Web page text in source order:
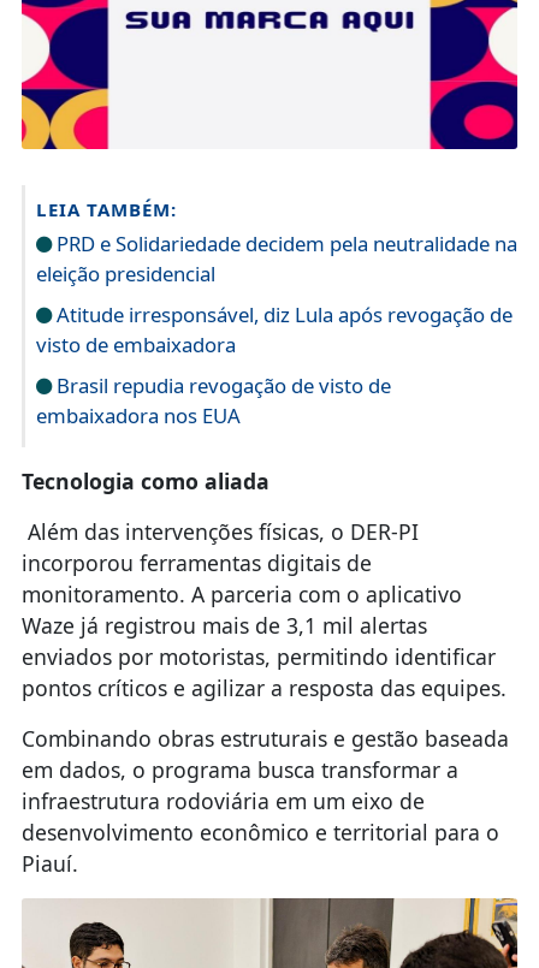
LEIA TAMBÉM:
PRD e Solidariedade decidem pela neutralidade na
eleição presidencial
Atitude irresponsável, diz Lula após revogação de
visto de embaixadora
Brasil repudia revogação de visto de
embaixadora nos EUA
Tecnologia como aliada
Além das intervenções físicas, o DER-PI
incorporou ferramentas digitais de
monitoramento. A parceria com o aplicativo
Waze já registrou mais de 3,1 mil alertas
enviados por motoristas, permitindo identificar
pontos críticos e agilizar a resposta das equipes.
Combinando obras estruturais e gestão baseada
em dados, o programa busca transformar a
infraestrutura rodoviária em um eixo de
desenvolvimento econômico e territorial para o
Piauí.